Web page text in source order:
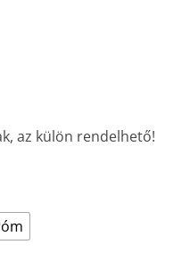
az külön rendelhető!